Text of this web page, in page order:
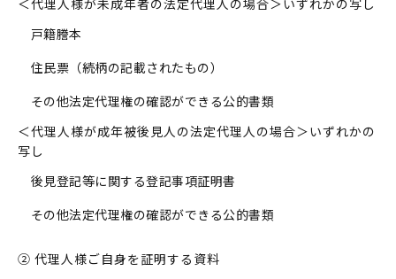
戸籍謄本
住民票（続柄の記載されたもの）
その他法定代理権の確認ができる公的書類
＜代理人様が成年被後見人の法定代理人の場合＞いずれかの
写し
後見登記等に関する登記事項証明書
その他法定代理権の確認ができる公的書類
② 代理人様ご自身を証明する資料